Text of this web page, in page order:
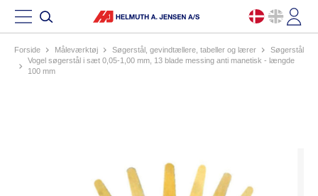
Forside måleværktøj søgerstål, gevindtællere, tabeller og lærer
søgerstål
vogel søgerstål i sæt 0,05-1,00 mm, 13 blade messing anti manetisk - længde
100 mm